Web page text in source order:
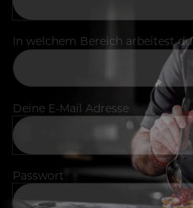
In welchem Bereich arbeitest du
Deine E-Mail Adresse
Passwort